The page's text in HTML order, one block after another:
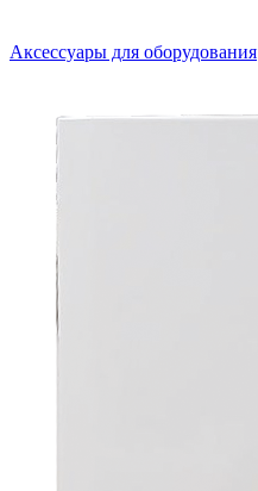
Аксессуары для оборудования